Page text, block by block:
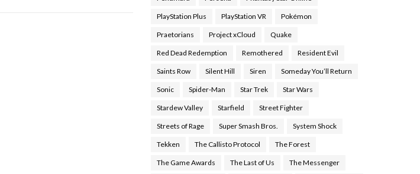
PlayStation Plus PlayStation VR Pokémon
Praetorians Project xCloud Quake
Red Dead Redemption Remothered Resident Evil
Saints Row Silent Hill Siren Someday You’ll Return
Sonic Spider-Man Star Trek Star Wars
Stardew Valley Starfield Street Fighter
Streets of Rage Super Smash Bros. System Shock
Tekken The Callisto Protocol The Forest
The Game Awards The Last of Us The Messenger